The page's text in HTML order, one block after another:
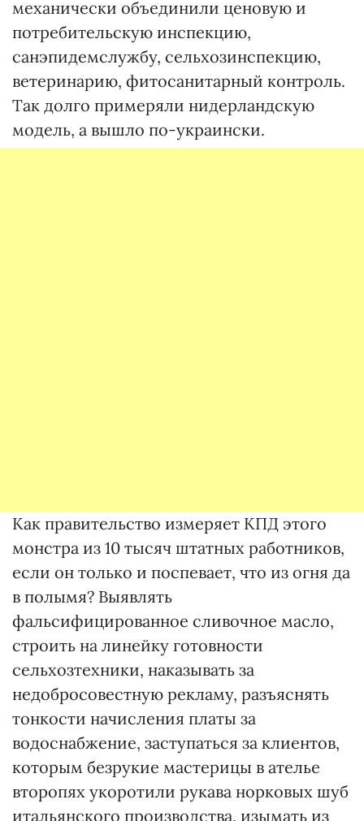
механически объединили ценовую и
потребительскую инспекцию,
санэпидемслужбу, сельхозинспекцию,
ветеринарию, фитосанитарный контроль.
Так долго примеряли нидерландскую
модель, а вышло по-украински.
Как правительство измеряет КПД этого
монстра из 10 тысяч штатных работников,
если он только и поспевает, что из огня да
в полымя? Выявлять
фальсифицированное сливочное масло,
строить на линейку готовности
сельхозтехники, наказывать за
недобросовестную рекламу, разъяснять
тонкости начисления платы за
водоснабжение, заступаться за клиентов,
которым безрукие мастерицы в ателье
второпях укоротили рукава норковых шуб
итальянского производства, изымать из